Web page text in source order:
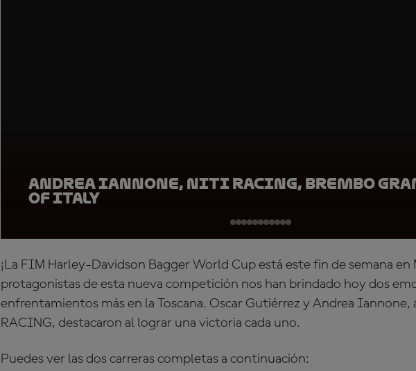
Andrea Iannone, Niti Racing, Brembo
of Italy
¡La FIM Harley-Davidson Bagger World Cup está este fin de semana en
protagonistas de esta nueva competición nos han brindado hoy dos
enfrentamientos más en la Toscana. Oscar Gutiérrez y Andrea Iannone,
RACING, destacaron al lograr una victoria cada uno.
Puedes ver las dos carreras completas a continuación: